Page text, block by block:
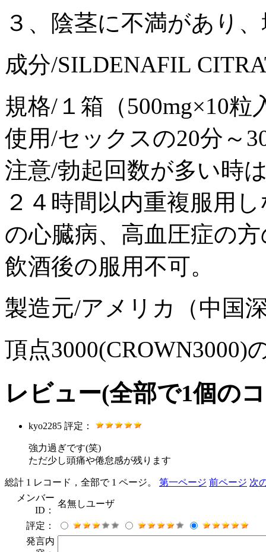
３、陰茎に不満があり
成分/SILDENAFIL
規格/１箱（500mg×10粒
使用/セックスの20分～
注意/勃起回数が多い時
２４時間以内重複服用
の心臓病、高血圧症の
飲酒後の服用不可。
製造元/アメリカ（中国
頂点
レビュー(全部で1個の
kyo2285 評定：
強力過ぎです(笑)
ただ少し頭痛や倦怠感が残ります
総計 1 レコード，全部で 1 ページ。 第一ページ 前ページ 次
メンバー
ID：
名無しユーザ
評定：
発言内